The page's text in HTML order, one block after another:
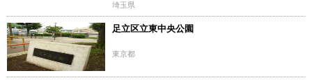
埼玉県
足立区立東中央公園
東京都